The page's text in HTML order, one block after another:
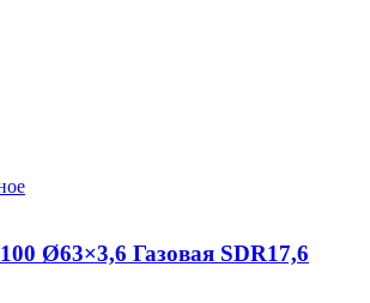
Ø63×3,6 Газовая SDR17,6